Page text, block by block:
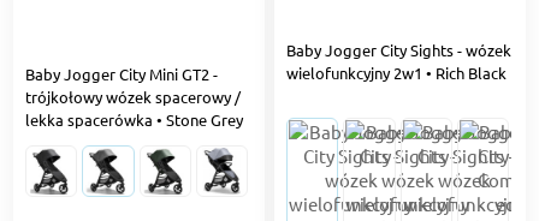
Baby Jogger City Mini GT2 -
trójkołowy wózek spacerowy /
lekka spacerówka • Stone Grey
Baby Jogger City Sights - wózek
wielofunkcyjny 2w1 • Rich Black